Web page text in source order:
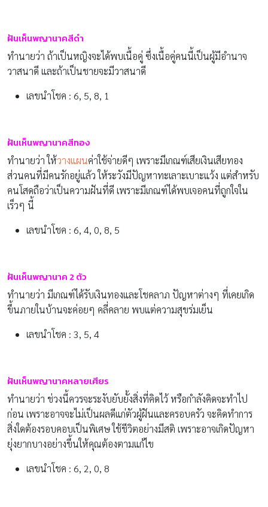
ฝันเห็นพญานาคสีดำ
ทำนายว่า ถ้าเป็นหญิงจะได้พบเนื้อคู่ ซึ่งเนื้อคู่คนนี้เป็นผู้มีอำนาจ
วาสนาดี และถ้าเป็นชายจะมีวาสนาดี
เลขนำโชค : 6, 5, 8, 1
ฝันเห็นพญานาคสีทอง
ทำนายว่า ให้วางแผนค่าใช้จ่ายดีๆ เพราะมีเกณฑ์เสียเงินเสียทอง
ส่วนคนที่มีคนรักอยู่แล้ว ให้ระวังมีปัญหาทะเลาะเบาะแว้ง แต่สำหรับ
คนโสดถือว่าเป็นความฝันที่ดี เพราะมีเกณฑ์ได้พบเจอคนที่ถูกใจใน
เร็วๆ นี้
เลขนำโชค : 6, 4, 0, 8, 5
ฝันเห็นพญานาค 2 ตัว
ทำนายว่า มีเกณฑ์ได้รับเงินทองและโชคลาภ ปัญหาต่างๆ ที่เคยเกิด
ขึ้นภายในบ้านจะค่อยๆ คลี่คลาย พบแต่ความสุขร่มเย็น
เลขนำโชค : 3, 5, 4
ฝันเห็นพญานาคหลายเศียร
ทำนายว่า ช่วงนี้ควรจะระงับยับยั้งสิ่งที่คิดไว้ หรือกำลังคิดจะทำไป
ก่อน เพราะอาจจะไม่เป็นผลดีแก่ตัวผู้ฝันและครอบครัว จะคิดทำการ
สิ่งใดต้องรอบคอบเป็นพิเศษ ใช้ชีวิตอย่างมีสติ เพราะอาจเกิดปัญหา
ยุ่งยากบางอย่างขึ้นให้คุณต้องตามแก้ไข
เลขนำโชค : 6, 2, 0, 8